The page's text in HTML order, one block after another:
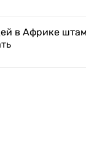
в Африке